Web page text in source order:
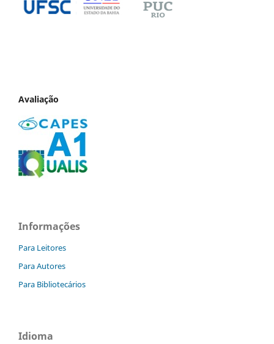
Avaliação
Informações
Para Leitores
Para Autores
Para Bibliotecários
Idioma